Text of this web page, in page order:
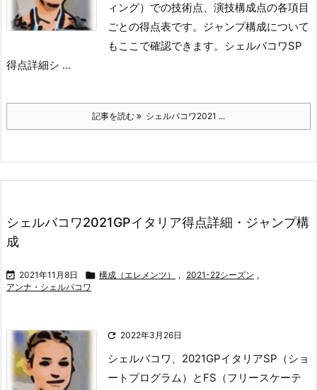
ィング）での技術点、演技構成点の各項目
ごとの得点表です。 ジャンプ構成について
もここで確認できます。 シェルバコワSP
得点詳細シ ...
記事を読む シェルバコワ2021 ...
シェルバコワ2021GPイタリア得点詳細・ジャンプ構
成
 2021年11月8日  構成（エレメンツ） , 2021-22シーズン ,
アンナ・シェルバコワ
 2022年3月26日
シェルバコワ、2021GPイタリアSP（ショ
ートプログラム）とFS（フリースケーテ